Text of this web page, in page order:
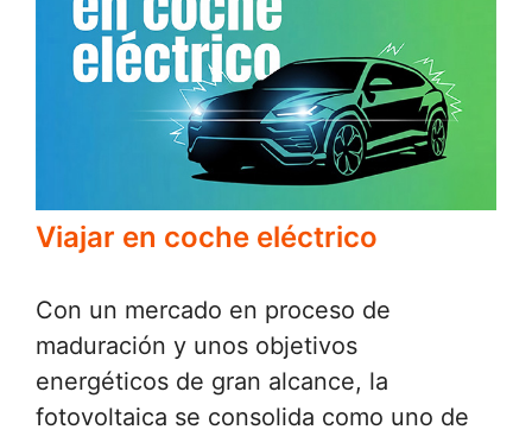
Viajar en coche eléctrico
Con un mercado en proceso de
maduración y unos objetivos
energéticos de gran alcance, la
fotovoltaica se consolida como uno de